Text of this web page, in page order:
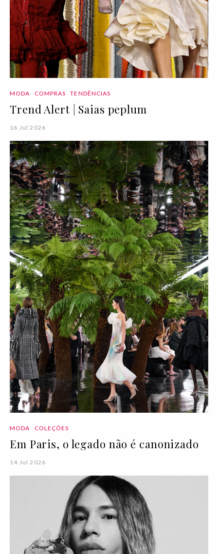
MODA COMPRAS TENDÊNCIAS
Trend Alert | Saias peplum
16 Jul 2026
MODA COLEÇÕES
Em Paris, o legado não é canonizado
14 Jul 2026